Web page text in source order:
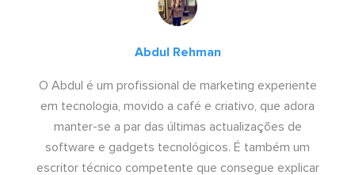
Abdul Rehman
O Abdul é um profissional de marketing experiente
em tecnologia, movido a café e criativo, que adora
manter-se a par das últimas actualizações de
software e gadgets tecnológicos. É também um
escritor técnico competente que consegue explicar